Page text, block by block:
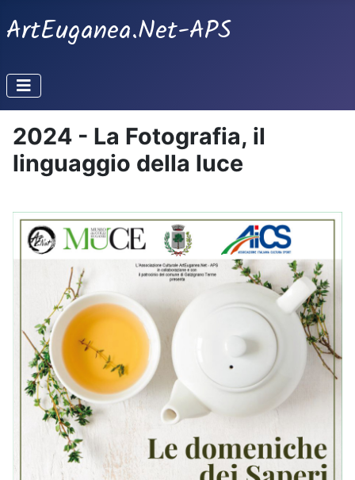
ArtEuganea.Net-APS
2024 - La Fotografia, il
linguaggio della luce